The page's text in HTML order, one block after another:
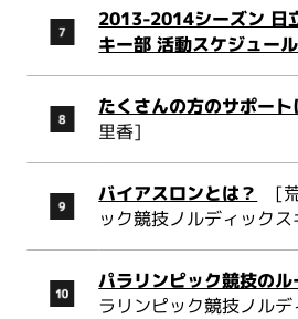
2013-2014シーズン 日
キー部 活動スケジュー
たくさんの方のサポー
里香]
バイアスロンとは？ [荒
ック競技ノルディック
パラリンピック競技のル
ラリンピック競技ノル